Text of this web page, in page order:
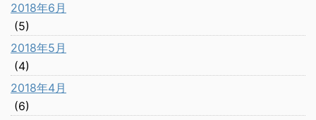
2018年6月
(5)
2018年5月
(4)
2018年4月
(6)